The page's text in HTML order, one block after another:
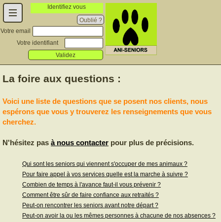
Identifiez vous
Oublié ?
Votre email
Votre identifiant
Validez
La foire aux questions :
Voici une liste de questions que se posent nos clients, nous
espérons que vous y trouverez les renseignements que vous
cherchez.
N'hésitez pas à nous contacter pour plus de précisions.
Qui sont les seniors qui viennent s'occuper de mes animaux ?
Pour faire appel à vos services quelle est la marche à suivre ?
Combien de temps à l'avance faut-il vous prévenir ?
Comment être sûr de faire confiance aux retraités ?
Peut-on rencontrer les seniors avant notre départ ?
Peut-on avoir la ou les mêmes personnes à chacune de nos absences ?